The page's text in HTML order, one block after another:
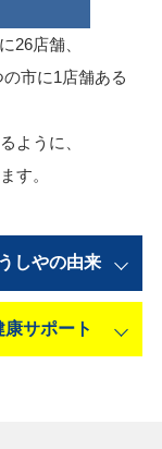
26店舗、
市に1店舗ある
ように、
す。
しやの由来
康サポート